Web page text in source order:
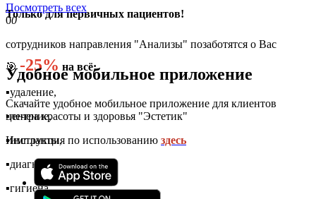
Только для первичных пациентов!
🎯-25% на всё:
▪️удаление,
▪️лечение,
▪️импланты,
▪️диагностика,
▪️гигиена
Посмотреть всех
00
сотрудников направления "Анализы" позаботятся о Вас
Удобное мобильное приложение
Скачайте удобное мобильное приложение для клиентов
центра красоты и здоровья "Эстетик"
Инструкция по использованию здесь